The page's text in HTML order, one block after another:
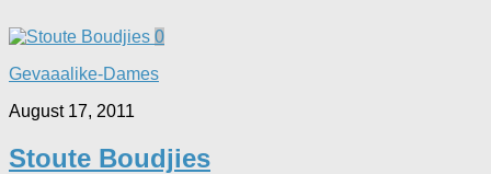
0
Gevaaalike-Dames
August 17, 2011
Stoute Boudjies